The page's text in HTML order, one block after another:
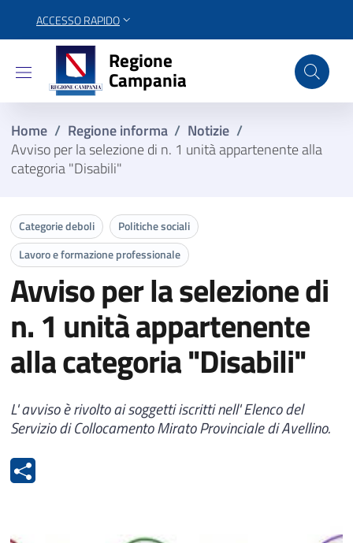
ACCESSO RAPIDO
Regione Campania
Regione
Campania
Home / Regione informa / Notizie /
Avviso per la selezione di n. 1 unità appartenente alla
categoria "Disabili"
Categorie deboli
Politiche sociali
Lavoro e formazione professionale
Avviso per la selezione di
n. 1 unità appartenente
alla categoria "Disabili"
L' avviso è rivolto ai soggetti iscritti nell' Elenco del
Servizio di Collocamento Mirato Provinciale di Avellino.